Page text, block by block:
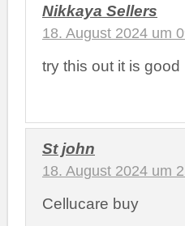
Nikkaya Sellers
18. August 2024 um
try this out it is good
St john
18. August 2024 um
Cellucare buy